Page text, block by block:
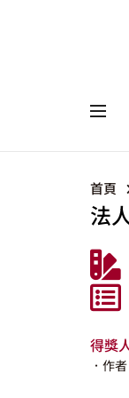
首頁
法
得獎
．作